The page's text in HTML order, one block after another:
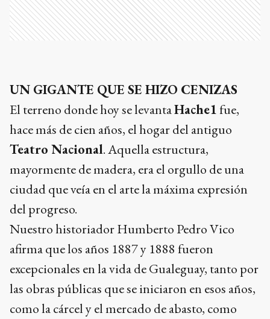
UN GIGANTE QUE SE HIZO CENIZAS
El terreno donde hoy se levantaHache1fue,
hace más de cien años, el hogar del antiguo
Teatro Nacional. Aquella estructura,
mayormente de madera, era el orgullo de una
ciudad que veía en el arte la máxima expresión
del progreso.
Nuestro historiador Humberto Pedro Vico
afirma que los años 1887 y 1888 fueron
excepcionales en la vida de Gualeguay, tanto por
las obras públicas que se iniciaron en esos años,
como la cárcel y el mercado de abasto, como